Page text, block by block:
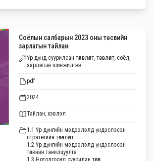
Соёлын салбарын 2023 оны төсвийн
зарлагын тайлан
Үр дүнд суурилсан төлөвлөлт, төсөвлөлт, соёл,
зарлагын шинжилгээ
pdf
2024
Тайлан, хэвлэл
1.1 Үр дүнгийн мэдээлэлд үндэслэсэн
стратегийн төсөвлөлт
1.2 Үр дүнгийн мэдээлэлд үндэслэсэн
төсвийн танилцуулга
1.3 Нотолгоонд суурилан төсөв